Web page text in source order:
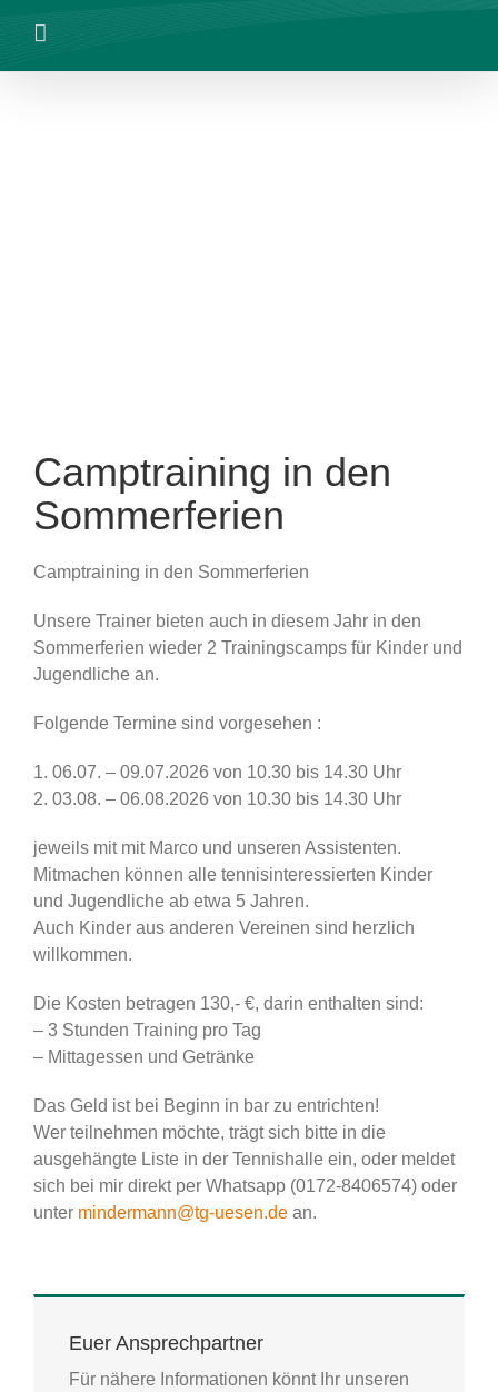
Inhalt
Camptraining in den
Sommerferien
Camptraining in den Sommerferien
Unsere Trainer bieten auch in diesem Jahr in den
Sommerferien wieder 2 Trainingscamps für Kinder und
Jugendliche an.
Folgende Termine sind vorgesehen :
1. 06.07. – 09.07.2026 von 10.30 bis 14.30 Uhr
2. 03.08. – 06.08.2026 von 10.30 bis 14.30 Uhr
jeweils mit mit Marco und unseren Assistenten.
Mitmachen können alle tennisinteressierten Kinder
und Jugendliche ab etwa 5 Jahren.
Auch Kinder aus anderen Vereinen sind herzlich
willkommen.
Die Kosten betragen 130,- €, darin enthalten sind:
– 3 Stunden Training pro Tag
– Mittagessen und Getränke
Das Geld ist bei Beginn in bar zu entrichten!
Wer teilnehmen möchte, trägt sich bitte in die
ausgehängte Liste in der Tennishalle ein, oder meldet
sich bei mir direkt per Whatsapp (0172-8406574) oder
unter mindermann@tg-uesen.de an.
Euer Ansprechpartner
Für nähere Informationen könnt Ihr unseren